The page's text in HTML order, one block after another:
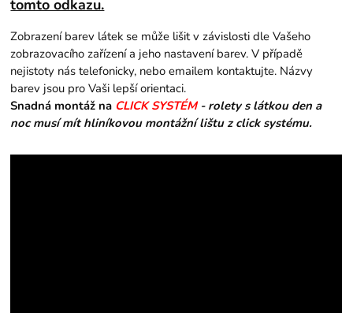
tomto odkazu.
Zobrazení barev látek se může lišit v závislosti dle Vašeho
zobrazovacího zařízení a jeho nastavení barev. V případě
nejistoty nás telefonicky, nebo emailem kontaktujte. Názvy
barev jsou pro Vaši lepší orientaci.
Snadná montáž na CLICK SYSTÉM - rolety s látkou den a
noc musí mít hliníkovou montážní lištu z click systému.